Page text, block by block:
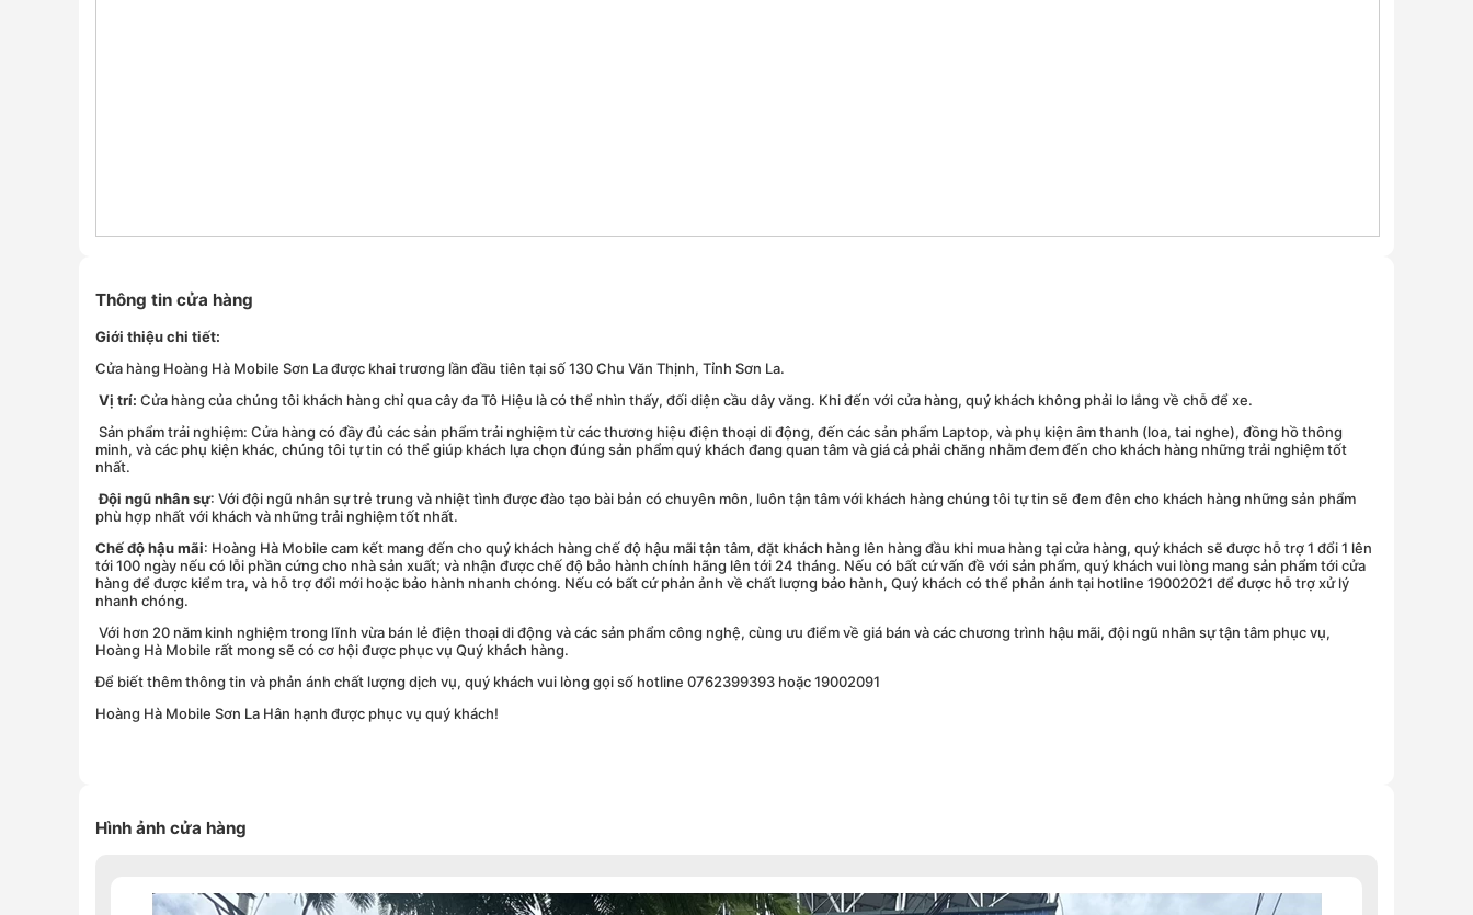
Thông tin cửa hàng
Giới thiệu chi tiết:
Cửa hàng Hoàng Hà Mobile Sơn La được khai trương lần đầu tiên tại số 130 Chu Văn Thịnh, Tỉnh Sơn La.
Vị trí: Cửa hàng của chúng tôi khách hàng chỉ qua cây đa Tô Hiệu là có thể nhìn thấy, đối diện cầu dây văng. Khi đến với cửa hàng, quý khách không phải lo lắng về chỗ để xe.
Sản phẩm trải nghiệm: Cửa hàng có đầy đủ các sản phẩm trải nghiệm từ các thương hiệu điện thoại di động, đến các sản phẩm Laptop, và phụ kiện âm thanh (loa, tai nghe), đồng hồ thông
minh, và các phụ kiện khác, chúng tôi tự tin có thể giúp khách lựa chọn đúng sản phẩm quý khách đang quan tâm và giá cả phải chăng nhằm đem đến cho khách hàng những trải nghiệm tốt
nhất.
Đội ngũ nhân sự: Với đội ngũ nhân sự trẻ trung và nhiệt tình được đào tạo bài bản có chuyên môn, luôn tận tâm với khách hàng chúng tôi tự tin sẽ đem đên cho khách hàng những sản phẩm
phù hợp nhất với khách và những trải nghiệm tốt nhất.
Chế độ hậu mãi: Hoàng Hà Mobile cam kết mang đến cho quý khách hàng chế độ hậu mãi tận tâm, đặt khách hàng lên hàng đầu khi mua hàng tại cửa hàng, quý khách sẽ được hỗ trợ 1 đổi 1 lên
tới 100 ngày nếu có lỗi phần cứng cho nhà sản xuất; và nhận được chế độ bảo hành chính hãng lên tới 24 tháng. Nếu có bất cứ vấn đề với sản phẩm, quý khách vui lòng mang sản phẩm tới cửa
hàng để được kiểm tra, và hỗ trợ đổi mới hoặc bảo hành nhanh chóng. Nếu có bất cứ phản ảnh về chất lượng bảo hành, Quý khách có thể phản ánh tại hotline 19002021 để được hỗ trợ xử lý
nhanh chóng.
Với hơn 20 năm kinh nghiệm trong lĩnh vừa bán lẻ điện thoại di động và các sản phẩm công nghệ, cùng ưu điểm về giá bán và các chương trình hậu mãi, đội ngũ nhân sự tận tâm phục vụ,
Hoàng Hà Mobile rất mong sẽ có cơ hội được phục vụ Quý khách hàng.
Để biết thêm thông tin và phản ánh chất lượng dịch vụ, quý khách vui lòng gọi số hotline 0762399393 hoặc 19002091
Hoàng Hà Mobile Sơn La Hân hạnh được phục vụ quý khách!
Hình ảnh cửa hàng